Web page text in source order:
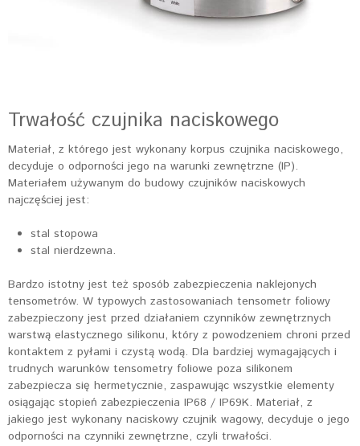
Trwałość czujnika naciskowego
Materiał, z którego jest wykonany korpus czujnika naciskowego,
decyduje o odporności jego na warunki zewnętrzne (IP).
Materiałem używanym do budowy czujników naciskowych
najczęściej jest:
stal stopowa
stal nierdzewna.
Bardzo istotny jest też sposób zabezpieczenia naklejonych
tensometrów. W typowych zastosowaniach tensometr foliowy
zabezpieczony jest przed działaniem czynników zewnętrznych
warstwą elastycznego silikonu, który z powodzeniem chroni przed
kontaktem z pyłami i czystą wodą. Dla bardziej wymagających i
trudnych warunków tensometry foliowe poza silikonem
zabezpiecza się hermetycznie, zaspawując wszystkie elementy
osiągając stopień zabezpieczenia IP68 / IP69K. Materiał, z
jakiego jest wykonany naciskowy czujnik wagowy, decyduje o jego
odporności na czynniki zewnętrzne, czyli trwałości.